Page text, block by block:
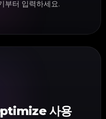
부터 입력하세요.
사용